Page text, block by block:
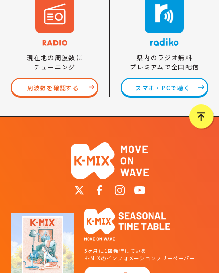
現在地の周波数に
チューニング
周波数を確認する
県内のラジオ無料
プレミアムで全国配信
スマホ・PCで聴く
3ヶ月に1回発行している
K-MIXのインフォメーションフリーペーパー